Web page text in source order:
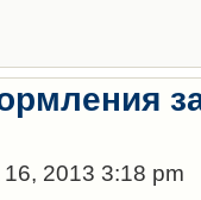
2013 3:18 pm